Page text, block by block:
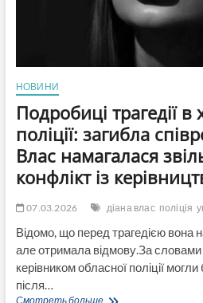
НОВИНИ
Подробиці трагедії в
поліції: загибла
Влас намагалася
конфлікт із
07.03.2026 діана влас поліція
Відомо, що перед трагедією вона
але отримала відмову.За словами
керівником обласної поліції
після…
Смотреть большеПодробиці